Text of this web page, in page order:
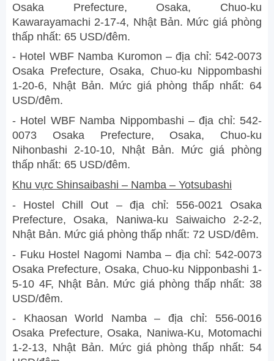
Osaka Prefecture, Osaka, Chuo-ku
Kawarayamachi 2-17-4, Nhật Bản. Mức giá phòng
thấp nhất: 65 USD/đêm.
- Hotel WBF Namba Kuromon – địa chỉ: 542-0073
Osaka Prefecture, Osaka, Chuo-ku Nippombashi
1-20-6, Nhật Bản. Mức giá phòng thấp nhất: 64
USD/đêm.
- Hotel WBF Namba Nippombashi – địa chỉ: 542-
0073 Osaka Prefecture, Osaka, Chuo-ku
Nihonbashi 2-10-10, Nhật Bản. Mức giá phòng
thấp nhất: 65 USD/đêm.
Khu vực Shinsaibashi – Namba – Yotsubashi
- Hostel Chill Out – địa chỉ: 556-0021 Osaka
Prefecture, Osaka, Naniwa-ku Saiwaicho 2-2-2,
Nhật Bản. Mức giá phòng thấp nhất: 72 USD/đêm.
- Fuku Hostel Nagomi Namba – địa chỉ: 542-0073
Osaka Prefecture, Osaka, Chuo-ku Nipponbashi 1-
5-10 4F, Nhật Bản. Mức giá phòng thấp nhất: 38
USD/đêm.
- Khaosan World Namba – địa chỉ: 556-0016
Osaka Prefecture, Osaka, Naniwa-Ku, Motomachi
1-2-13, Nhật Bản. Mức giá phòng thấp nhất: 54